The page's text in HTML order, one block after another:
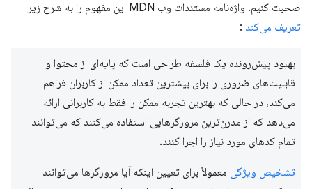
صحبت کنیم. واژه‌نامه مستندات وب MDN این مفهوم را به شرح زیر
تعریف می‌کند :
بهبود پیش‌رونده یک فلسفه طراحی است که پایه‌ای از محتوا و
قابلیت‌های ضروری را برای بیشترین تعداد ممکن از کاربران فراهم
می‌کند، در حالی که بهترین تجربه ممکن را فقط به کاربرانی ارائه
می‌دهد که از مدرن‌ترین مرورگرهایی استفاده می‌کنند که می‌توانند
تمام کدهای مورد نیاز را اجرا کنند.
تشخیص ویژگی معمولاً برای تعیین اینکه آیا مرورگرها می‌توانند